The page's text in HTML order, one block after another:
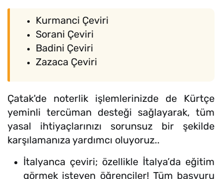
Kurmanci Çeviri
Sorani Çeviri
Badini Çeviri
Zazaca Çeviri
Çatak'de noterlik işlemlerinizde de Kürtçe
yeminli tercüman desteği sağlayarak, tüm
yasal ihtiyaçlarınızı sorunsuz bir şekilde
karşılamanıza yardımcı oluyoruz..
İtalyanca çeviri; özellikle İtalya’da eğitim
görmek isteyen öğrenciler! Tüm başvuru